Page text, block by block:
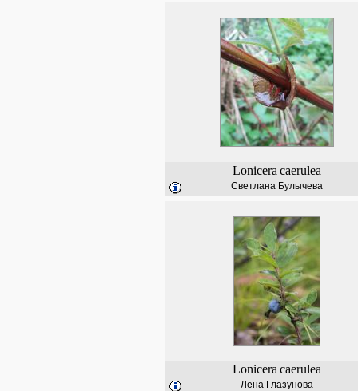
Lonicera caerulea
Светлана Булычева
Lonicera caerulea
Лена Глазунова